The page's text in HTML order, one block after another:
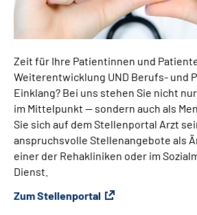
Zeit für Ihre Patientinnen und
Weiterentwicklung UND Berufs- und
Einklang? Bei uns stehen Sie nicht
im Mittelpunkt — sondern auch als
Sie sich auf dem Stellenportal Arzt
anspruchsvolle Stellenangebote als
einer der Rehakliniken oder im
Dienst.
Zum Stellenportal